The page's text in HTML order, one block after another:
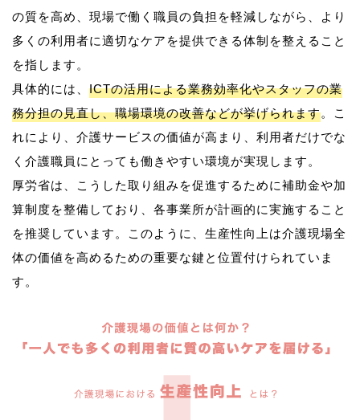
の質を高め、現場で働く職員の負担を軽減しながら、より
多くの利用者に適切なケアを提供できる体制を整えること
を指します。
具体的には、 ICTの活用による業務効率化やスタッフの業
務分担の見直し、職場環境の改善などが挙げられます。こ
れにより、介護サービスの価値が高まり、利用者だけでな
く介護職員にとっても働きやすい環境が実現します。
厚労省は、こうした取り組みを促進するために補助金や加
算制度を整備しており、各事業所が計画的に実施すること
を推奨しています。このように、生産性向上は介護現場全
体の価値を高めるための重要な鍵と位置付けられていま